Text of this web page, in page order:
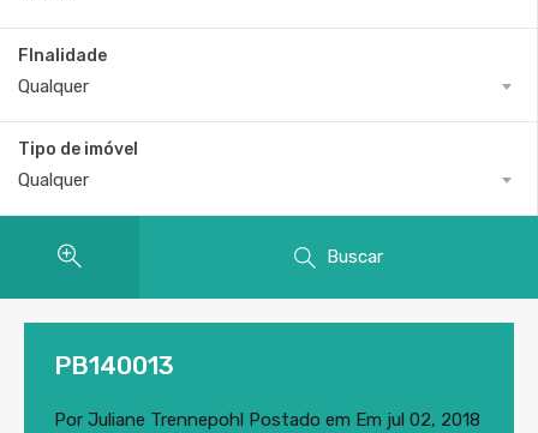
FInalidade
Qualquer
Tipo de imóvel
Qualquer
Buscar
PB140013
Por Juliane Trennepohl Postado em Em jul 02, 2018